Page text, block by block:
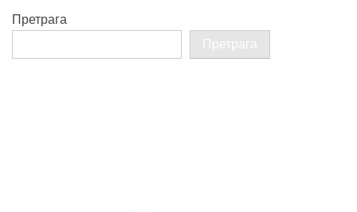
Претрага
Претрага